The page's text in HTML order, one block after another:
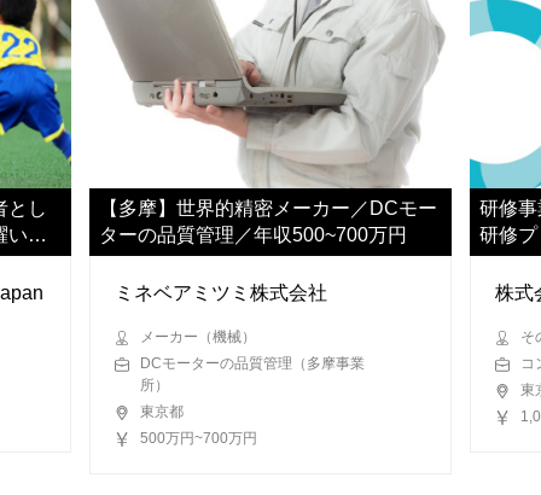
とし
いた
【多摩】世界的精密メーカー／DCモー
ターの品質管理／年収500~700万円
ミネベアミツミ株式会社
メーカー（機械）
DCモーターの品質管理（多摩事業
所）
東京都
500万円~700万円
研修
研修
せしま
株式
そ
コ
東